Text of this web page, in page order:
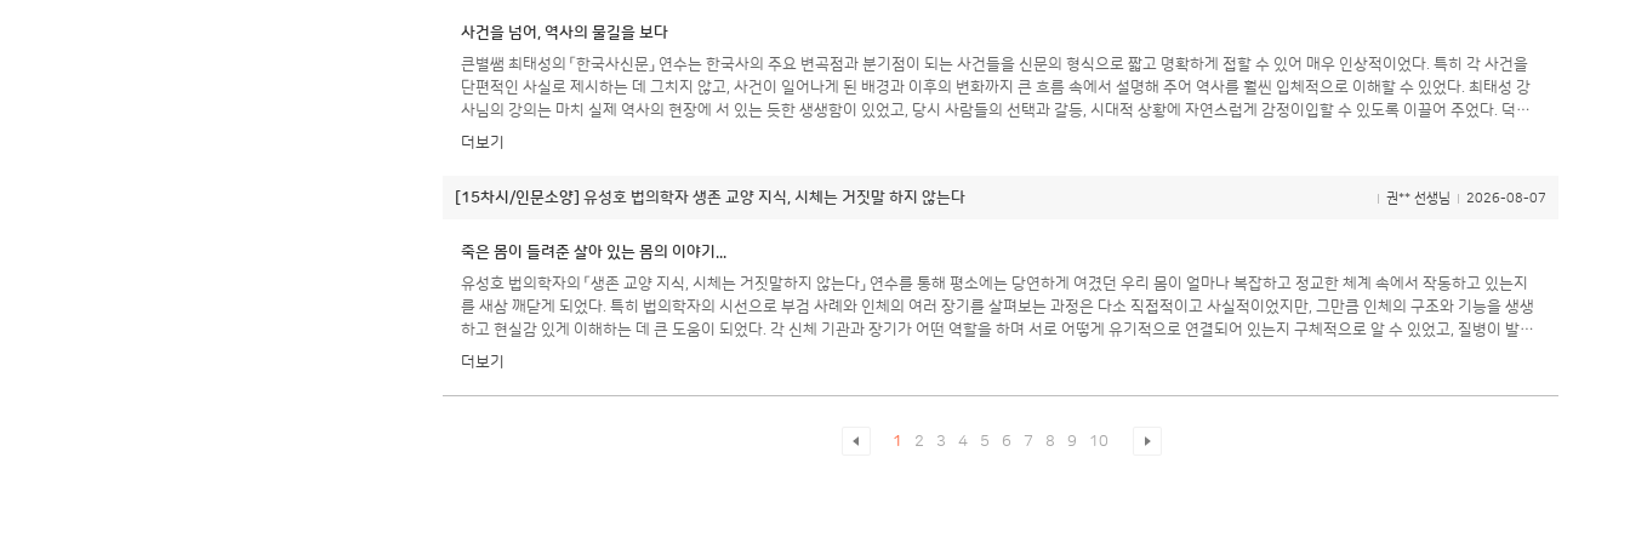
사건을 넘어, 역사의 물길을 보다
큰별쌤 최태성의 「한국사신문」 연수는 한국사의 주요 변곡점과 분기점이 되는 사건들을 신문의 형식으로 짧고 명확하게 접할 수 있어 매우 인상적이었다. 특히 각 사건을
단편적인 사실로 제시하는 데 그치지 않고, 사건이 일어나게 된 배경과 이후의 변화까지 큰 흐름 속에서 설명해 주어 역사를 훨씬 입체적으로 이해할 수 있었다. 최태성 강
사님의 강의는 마치 실제 역사의 현장에 서 있는 듯한 생생함이 있었고, 당시 사람들의 선택과 갈등, 시대적 상황에 자연스럽게 감정이입할 수 있도록 이끌어 주었다. 덕분
에 자칫 방대한 정보와 사실의 나열로 느껴질 수 있는 한국사가 하나의 이야기처럼 연결되었다. 흩어진 역사적 사실들이 구슬이라면, 그 구슬을 하나의 흐름으로 꿰어 보배
않았고, 한국사의 큰 흐름과 구조를 한눈에 조망할 수 있다는 점이 특히 좋았다. 이 연수를 계기로 나 역시 역사를 특정한 관점에서 통사적으로 다시 공부해 보고 싶다는 생
종합적으로 바라보고 싶어졌다. 역사적 사실을 단순히 암기하는 것을 넘어 사건과 사건 사이의 인과관계와 시대의 흐름을 읽는 안목을 길러 준, 매우 유익하고 값진 역사
강좌였다.
더보기
[15차시/인문소양] 유성호 법의학자 생존 교양 지식, 시체는 거짓말 하지 않는다 권** 선생님 2026-08-07
죽은 몸이 들려준 살아 있는 몸의 이야기...
유성호 법의학자의 「생존 교양 지식, 시체는 거짓말하지 않는다」 연수를 통해 평소에는 당연하게 여겼던 우리 몸이 얼마나 복잡하고 정교한 체계 속에서 작동하고 있는지
를 새삼 깨닫게 되었다. 특히 법의학자의 시선으로 부검 사례와 인체의 여러 장기를 살펴보는 과정은 다소 직접적이고 사실적이었지만, 그만큼 인체의 구조와 기능을 생생
하고 현실감 있게 이해하는 데 큰 도움이 되었다. 각 신체 기관과 장기가 어떤 역할을 하며 서로 어떻게 유기적으로 연결되어 있는지 구체적으로 알 수 있었고, 질병이 발생
하는 원인과 과정에 대해서도 보다 깊이 이해할 수 있었다. 이를 통해 건강한 신체를 유지하기 위해 평소 어떤 생활 습관을 가져야 하는지, 질병을 예방하고 장기의 기능을
배울 수 있었던 매우 유익하고 알찬 연수였다. 일상생활에 도움이 되는 생존·건강 교양 지식을 얻고 싶은 분들에게 적극 추천하고 싶다.
더보기
1 2 3 4 5 6 7 8 9 10